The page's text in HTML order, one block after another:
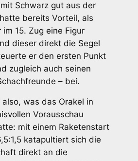
Schwarz gut aus der
bereits Vorteil, als
im 15. Zug eine Figur
dieser direkt die Segel
er den ersten Punkt
zugleich auch seinen
– bei.
was das Orakel in
Vorausschau
mit einem Raketenstart
katapultiert sich die
direkt an die